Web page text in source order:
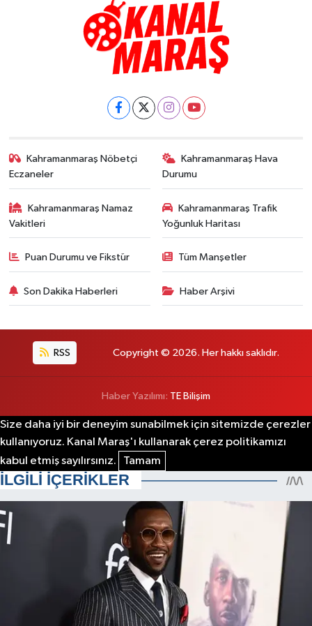
Kahramanmaraş Nöbetçi
Eczaneler
Kahramanmaraş Hava
Durumu
Kahramanmaraş Namaz
Vakitleri
Kahramanmaraş Trafik
Yoğunluk Haritası
Puan Durumu ve Fikstür Tüm Manşetler
Son Dakika Haberleri Haber Arşivi
RSS Copyright © 2026. Her hakkı saklıdır.
Haber Yazılımı: TE Bilişim
Size daha iyi bir deneyim sunabilmek için sitemizde çerezler
kullanıyoruz. Kanal Maraş'ı kullanarak çerez politikamızı
kabul etmiş sayılırsınız.
Tamam